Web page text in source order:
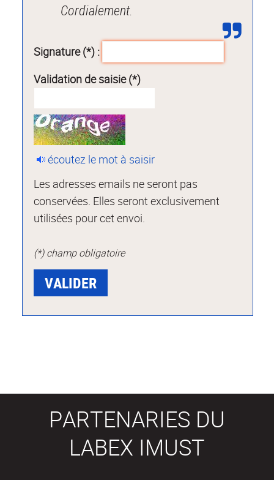
Cordialement.
Signature (*) :
Validation de saisie (*)
écoutez le mot à saisir
Les adresses emails ne seront pas
conservées. Elles seront exclusivement
utilisées pour cet envoi.
(*) champ obligatoire
PARTENARIES DU
LABEX IMUST